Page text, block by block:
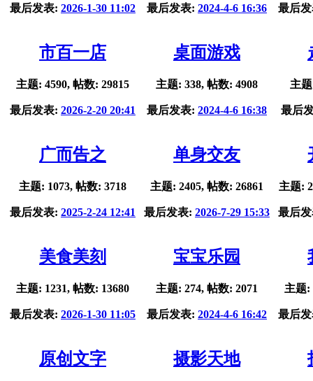
最后发表: 2026-1-30 11:02 最后发表: 2024-4-6 16:36 最后
市百一店
主题: 4590, 帖数: 29815
最后发表: 2026-2-20 20:41
桌面游戏
主题: 338, 帖数: 4908
最后发表: 2024-4-6 16:38
主
最后
广而告之
主题: 1073, 帖数: 3718
最后发表: 2025-2-24 12:41
单身交友
主题: 2405, 帖数: 26861
最后发表: 2026-7-29 15:33
主题:
最后
美食美刻
主题: 1231, 帖数: 13680
最后发表: 2026-1-30 11:05
宝宝乐园
主题: 274, 帖数: 2071
最后发表: 2024-4-6 16:42
主题:
最后
原创文字 摄影天地